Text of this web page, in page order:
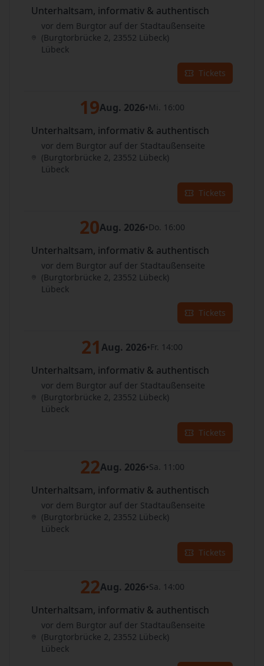
Unterhaltsam, informativ & authentisch
vor dem Burgtor auf der Stadtaußenseite
(Burgtorbrücke 2, 23552 Lübeck)
Lübeck
Tickets
19Aug. 2026•Mi. 16:00
Unterhaltsam, informativ & authentisch
vor dem Burgtor auf der Stadtaußenseite
(Burgtorbrücke 2, 23552 Lübeck)
Lübeck
Tickets
20Aug. 2026•Do. 16:00
Unterhaltsam, informativ & authentisch
vor dem Burgtor auf der Stadtaußenseite
(Burgtorbrücke 2, 23552 Lübeck)
Lübeck
Tickets
21 Aug. 2026•Fr. 14:00
Unterhaltsam, informativ & authentisch
vor dem Burgtor auf der Stadtaußenseite
(Burgtorbrücke 2, 23552 Lübeck)
Lübeck
Tickets
22Aug. 2026•Sa. 11:00
Unterhaltsam, informativ & authentisch
vor dem Burgtor auf der Stadtaußenseite
(Burgtorbrücke 2, 23552 Lübeck)
Lübeck
Tickets
22Aug. 2026•Sa. 14:00
Unterhaltsam, informativ & authentisch
vor dem Burgtor auf der Stadtaußenseite
(Burgtorbrücke 2, 23552 Lübeck)
Lübeck